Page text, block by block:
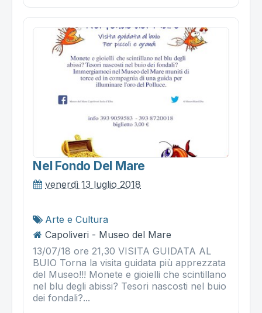
Nel Fondo Del Mare
venerdì 13 luglio 2018
Arte e Cultura
Capoliveri - Museo del Mare
13/07/18 ore 21,30 VISITA GUIDATA AL
BUIO Torna la visita guidata più apprezzata
del Museo!!! Monete e gioielli che scintillano
nel blu degli abissi? Tesori nascosti nel buio
dei fondali?...